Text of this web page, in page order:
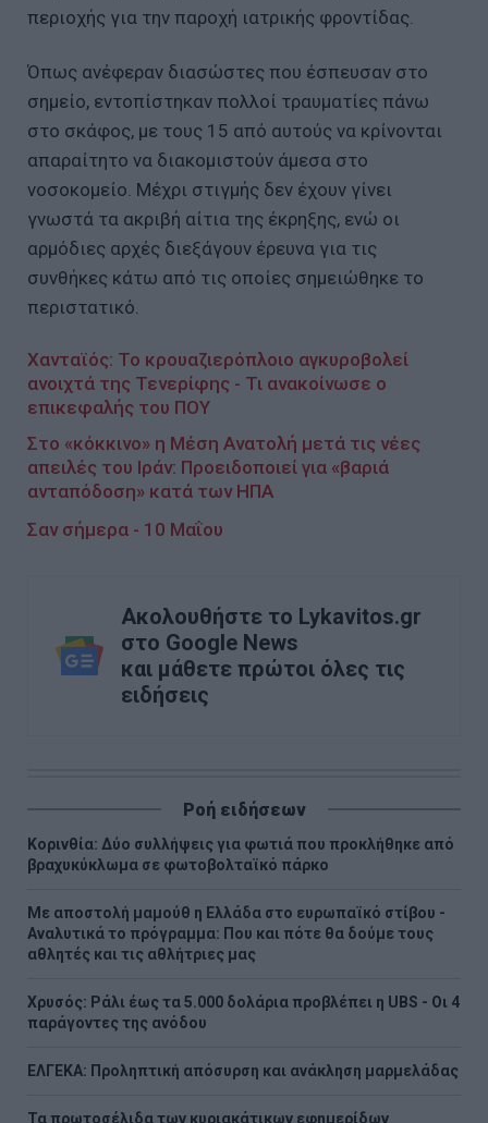
περιοχής για την παροχή ιατρικής φροντίδας.
Όπως ανέφεραν διασώστες που έσπευσαν στο
σημείο, εντοπίστηκαν πολλοί τραυματίες πάνω
στο σκάφος, με τους 15 από αυτούς να κρίνονται
απαραίτητο να διακομιστούν άμεσα στο
νοσοκομείο. Μέχρι στιγμής δεν έχουν γίνει
γνωστά τα ακριβή αίτια της έκρηξης, ενώ οι
αρμόδιες αρχές διεξάγουν έρευνα για τις
συνθήκες κάτω από τις οποίες σημειώθηκε το
περιστατικό.
Χανταϊός: Το κρουαζιερόπλοιο αγκυροβολεί
ανοιχτά της Τενερίφης - Τι ανακοίνωσε ο
επικεφαλής του ΠΟΥ
Στο «κόκκινο» η Μέση Ανατολή μετά τις νέες
απειλές του Ιράν: Προειδοποιεί για «βαριά
ανταπόδοση» κατά των ΗΠΑ
Σαν σήμερα - 10 Μαΐου
Ακολουθήστε το Lykavitos.gr
στο Google News
και μάθετε πρώτοι όλες τις
ειδήσεις
Ροή ειδήσεων
Κορινθία: Δύο συλλήψεις για φωτιά που προκλήθηκε από
βραχυκύκλωμα σε φωτοβολταϊκό πάρκο
Με αποστολή μαμούθ η Ελλάδα στο ευρωπαϊκό στίβου -
Αναλυτικά το πρόγραμμα: Που και πότε θα δούμε τους
αθλητές και τις αθλήτριες μας
Χρυσός: Ράλι έως τα 5.000 δολάρια προβλέπει η UBS - Οι 4
παράγοντες της ανόδου
ΕΛΓΕΚΑ: Προληπτική απόσυρση και ανάκληση μαρμελάδας
Τα πρωτοσέλιδα των κυριακάτικων εφημερίδων